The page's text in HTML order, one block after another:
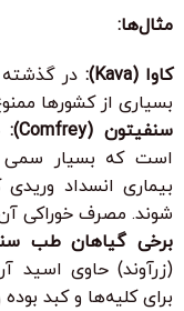
مثال‌ها:
کاوا (Kava):
در گذشته
بسیاری از کشورها
سنفیتون (Comfrey):
است که بسیار سمی
شوند. مصرف خوراکی
برخی گیاهان طب
(زرآوند) حاوی
برای کلیه‌ها و کبد